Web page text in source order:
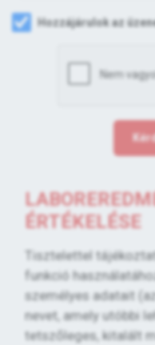
Hozzájárulok az
ÉRTÉKELÉSE
Tisztelettel
funkció
személyes adatait
nevet, amely utóbbi
tetszőleges, kitalált